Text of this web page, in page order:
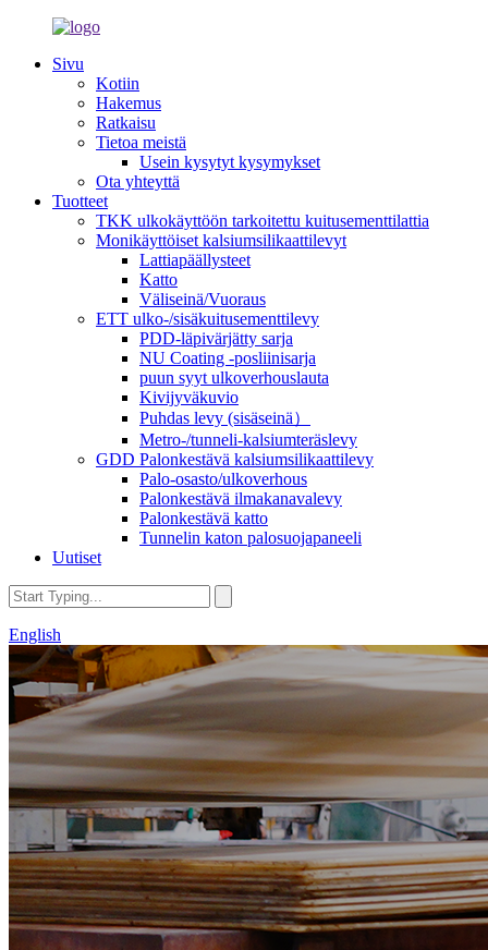
Sivu
Kotiin
Hakemus
Ratkaisu
Tietoa meistä
Usein kysytyt kysymykset
Ota yhteyttä
Tuotteet
TKK ulkokäyttöön tarkoitettu kuitusementtilattia
Monikäyttöiset kalsiumsilikaattilevyt
Lattiapäällysteet
Katto
Väliseinä/Vuoraus
ETT ulko-/sisäkuitusementtilevy
PDD-läpivärjätty sarja
NU Coating -posliinisarja
puun syyt ulkoverhouslauta
Kivijyväkuvio
Puhdas levy (sisäseinä）
Metro-/tunneli-kalsiumteräslevy
GDD Palonkestävä kalsiumsilikaattilevy
Palo-osasto/ulkoverhous
Palonkestävä ilmakanavalevy
Palonkestävä katto
Tunnelin katon palosuojapaneeli
Uutiset
English